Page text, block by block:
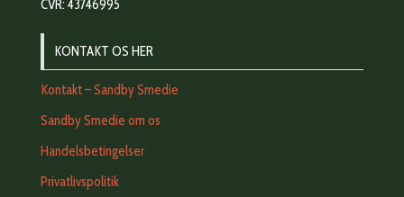
CVR: 43746995
KONTAKT OS HER
Kontakt – Sandby Smedie
Sandby Smedie om os
Handelsbetingelser
Privatlivspolitik